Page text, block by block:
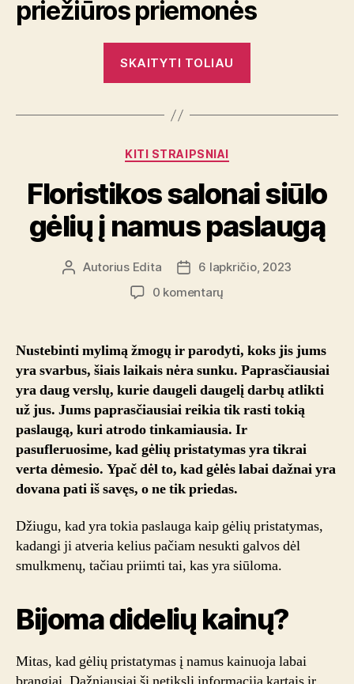
priežiūros priemonės
SKAITYTI TOLIAU
atlikti
higieną?“
Kategorijos
KITI STRAIPSNIAI
Floristikos salonai siūlo
gėlių į namus paslaugą
ĮrašoAutorius Edita
Įrašo6 lapkričio, 2023
0 komentarų
siūlo
gėlių
į
namus
paslaugą
Nustebinti mylimą žmogų ir parodyti, koks jis jums
yra svarbus, šiais laikais nėra sunku. Paprasčiausiai
yra daug verslų, kurie daugeli daugelį darbų atlikti
už jus. Jums paprasčiausiai reikia tik rasti tokią
paslaugą, kuri atrodo tinkamiausia. Ir
pasufleruosime, kad gėlių pristatymas yra tikrai
verta dėmesio. Ypač dėl to, kad gėlės labai dažnai yra
dovana pati iš savęs, o ne tik priedas.
Džiugu, kad yra tokia paslauga kaip gėlių pristatymas,
kadangi ji atveria kelius pačiam nesukti galvos dėl
smulkmenų, tačiau priimti tai, kas yra siūloma.
Bijoma didelių kainų?
Mitas, kad gėlių pristatymas į namus kainuoja labai